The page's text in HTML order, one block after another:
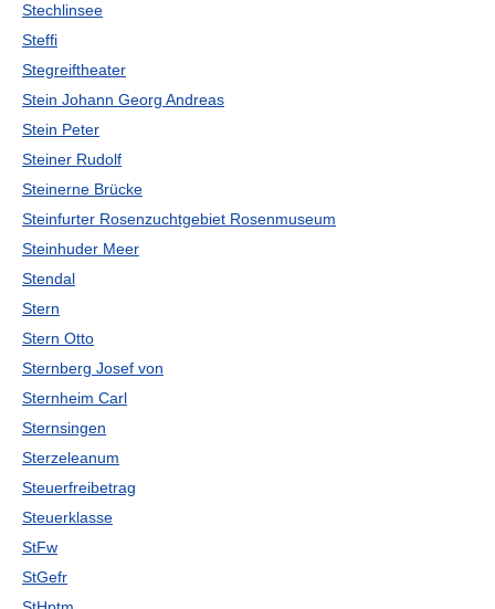
Stechlinsee
Steffi
Stegreiftheater
Stein Johann Georg Andreas
Stein Peter
Steiner Rudolf
Steinerne Brücke
Steinfurter Rosenzuchtgebiet Rosenmuseum
Steinhuder Meer
Stendal
Stern
Stern Otto
Sternberg Josef von
Sternheim Carl
Sternsingen
Sterzeleanum
Steuerfreibetrag
Steuerklasse
StFw
StGefr